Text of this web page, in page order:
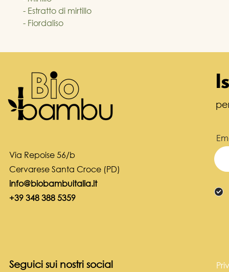
- Estratto di mirtillo
- Fiordaliso
Via Repoise 56/b
Cervarese Santa Croce (PD)
info@biobambuitalia.it
+39 348 388 5359
Seguici sui nostri social